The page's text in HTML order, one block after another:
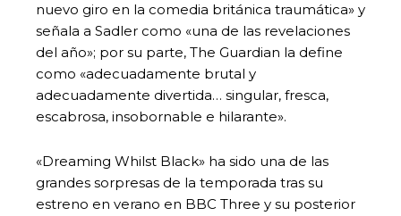
nuevo giro en la comedia británica traumática» y
señala a Sadler como «una de las revelaciones
del año»; por su parte, The Guardian la define
como «adecuadamente brutal y
adecuadamente divertida… singular, fresca,
escabrosa, insobornable e hilarante».
«Dreaming Whilst Black» ha sido una de las
grandes sorpresas de la temporada tras su
estreno en verano en BBC Three y su posterior